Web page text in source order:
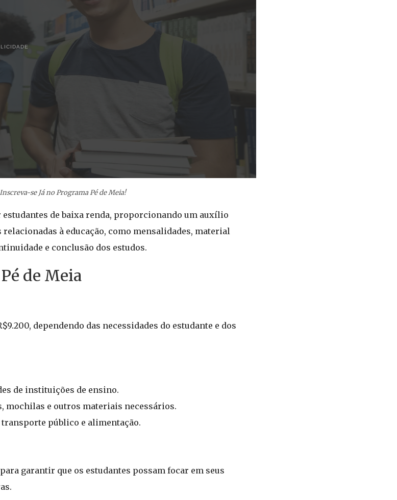
se Já no Programa Pé de Meia!
de baixa renda, proporcionando um auxílio
à educação, como mensalidades, material
e conclusão dos estudos.
de Meia
dependendo das necessidades do estudante e dos
de instituições de ensino.
mochilas e outros materiais necessários.
público e alimentação.
garantir que os estudantes possam focar em seus